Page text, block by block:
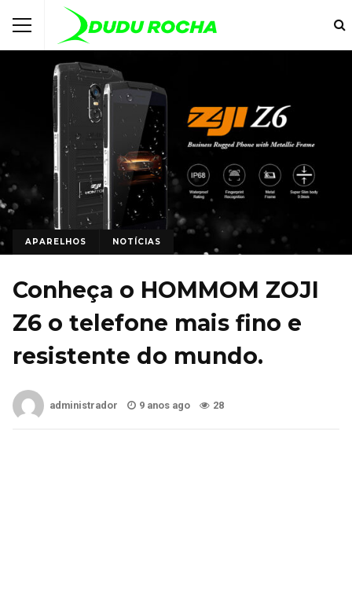
APARELHOS NOTÍCIAS
Conheça o HOMMOM ZOJI
Z6 o telefone mais fino e
resistente do mundo.
administrador 9 anos ago 28